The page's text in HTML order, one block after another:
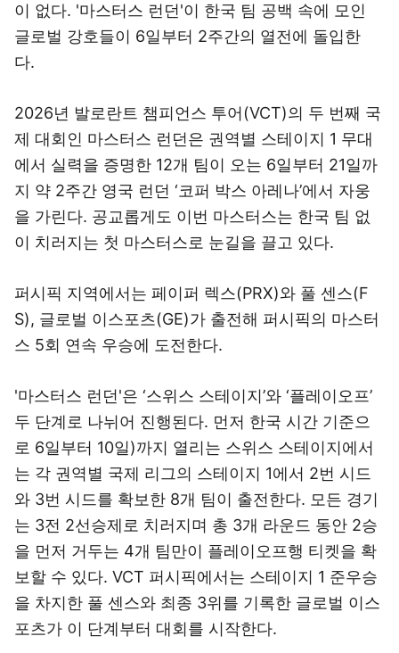
이 없다. '마스터스 런던'이 한국 팀 공백 속에 모인
글로벌 강호들이 6일부터 2주간의 열전에 돌입한
다.
2026년 발로란트 챔피언스 투어(VCT)의 두 번째 국
제 대회인 마스터스 런던은 권역별 스테이지 1 무대
에서 실력을 증명한 12개 팀이 오는 6일부터 21일까
지 약 2주간 영국 런던 ‘코퍼 박스 아레나’에서 자웅
을 가린다. 공교롭게도 이번 마스터스는 한국 팀 없
이 치러지는 첫 마스터스로 눈길을 끌고 있다.
퍼시픽 지역에서는 페이퍼 렉스(PRX)와 풀 센스(F
S), 글로벌 이스포츠(GE)가 출전해 퍼시픽의 마스터
스 5회 연속 우승에 도전한다.
'마스터스 런던'은 ‘스위스 스테이지’와 ‘플레이오프’
두 단계로 나뉘어 진행된다. 먼저 한국 시간 기준으
로 6일부터 10일)까지 열리는 스위스 스테이지에서
는 각 권역별 국제 리그의 스테이지 1에서 2번 시드
와 3번 시드를 확보한 8개 팀이 출전한다. 모든 경기
는 3전 2선승제로 치러지며 총 3개 라운드 동안 2승
을 먼저 거두는 4개 팀만이 플레이오프행 티켓을 확
보할 수 있다. VCT 퍼시픽에서는 스테이지 1 준우승
을 차지한 풀 센스와 최종 3위를 기록한 글로벌 이스
포츠가 이 단계부터 대회를 시작한다.